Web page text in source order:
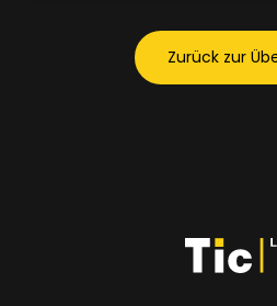
Zurück zur